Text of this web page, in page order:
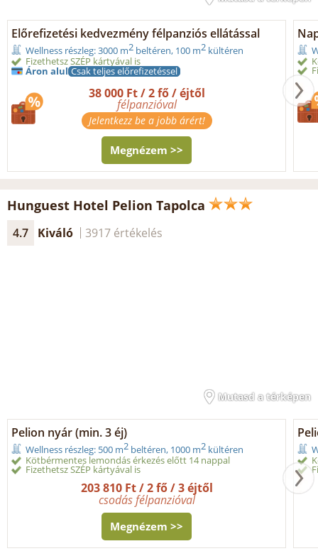
Előrefizetési kedvezmény félpanziós ellátással
Wellness részleg: 3000 m2 beltéren, 100 m2 kültéren
Fizethetsz SZÉP kártyával is
Áron alul Csak teljes előrefizetéssel
38 000 Ft / 2 fő / éjtől
félpanzióval
Jelentkezz be a jobb árért!
Megnézem >>
Hunguest Hotel Pelion Tapolca
4.7 Kiváló 3917 értékelés
Mutasd a térképen
Pelion nyár (min. 3 éj)
Wellness részleg: 500 m2 beltéren, 1000 m2 kültéren
Kötbérmentes lemondás érkezés előtt 14 nappal
Fizethetsz SZÉP kártyával is
203 810 Ft / 2 fő / 3 éjtől
csodás félpanzióval
Megnézem >>